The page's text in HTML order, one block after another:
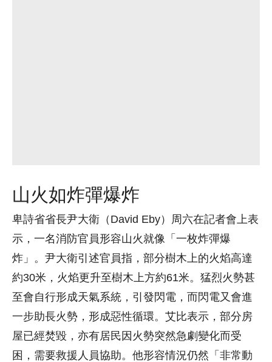
山火如炸彈爆炸
卑詩省省長尹大衛（David Eby）周六在記者會上表
示，一名消防官員形容山火就像「一枚炸彈爆
炸」。尹大衛引述官員指，部分樹木上的火焰高達
約30米，火焰更升至樹木上方約61米。猛烈火勢甚
至會自行形成天氣系統，引發閃電，而閃電又會進
一步助長火勢，形成惡性循環。艾比表示，部分房
屋已經焚毀，亦有居民因火勢突然急劇變化而受
困，需要救援人員協助。他形容情況仍然「非常動